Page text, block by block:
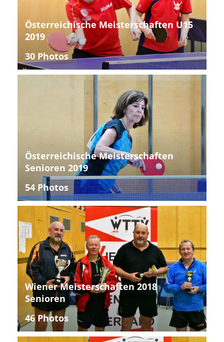
Österreichische Meisterschaften U15
2019
30 Photos
Österreichische Meisterschaften
Senioren 2019
54 Photos
Wiener Meisterschaften 2018
Senioren
46 Photos